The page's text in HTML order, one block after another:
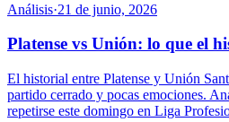
Análisis·21 de junio, 2026
Platense vs Unión: lo que el
El historial entre Platense y Unión
partido cerrado y pocas emociones.
repetirse este domingo en Liga